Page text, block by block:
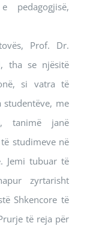
pedagogjisë,
Prof. Dr.
tha se njësitë
si vatra të
me
tanimë janë
studimeve në
Jemi tubuar të
zyrtarisht
Shkencore të
të reja për